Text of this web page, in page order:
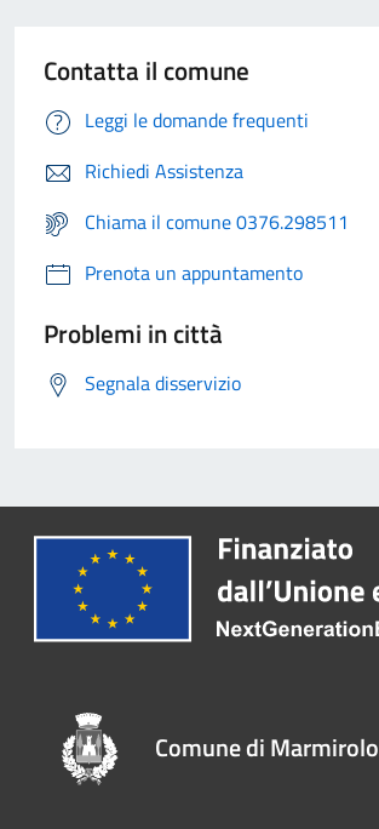
Contatta il comune
Leggi le domande frequenti
Richiedi Assistenza
Chiama il comune 0376.298511
Prenota un appuntamento
Problemi in città
Segnala disservizio
Comune di Marmirolo